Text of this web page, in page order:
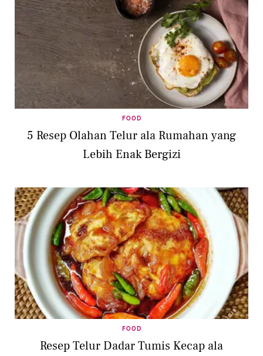
FOOD
⁠5 Resep Olahan Telur ala Rumahan yang
Lebih Enak Bergizi
FOOD
Resep Telur Dadar Tumis Kecap ala